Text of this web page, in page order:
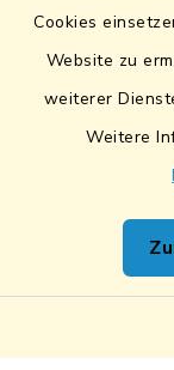
Cookies
Website zu
weiterer
Weitere